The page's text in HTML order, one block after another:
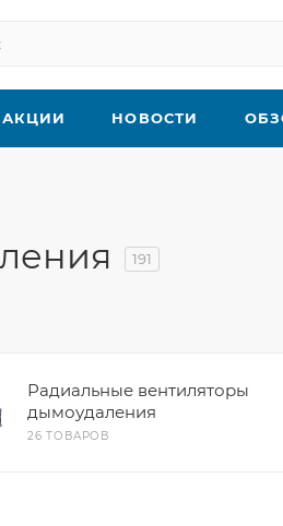
АКЦИИ НОВОСТИ
191
Радиальные вентиляторы
дымоудаления
26 ТОВАРОВ